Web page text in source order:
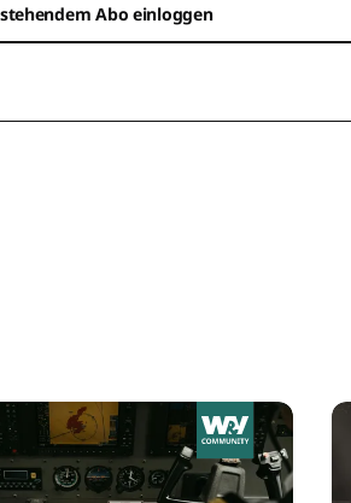
Abo einloggen